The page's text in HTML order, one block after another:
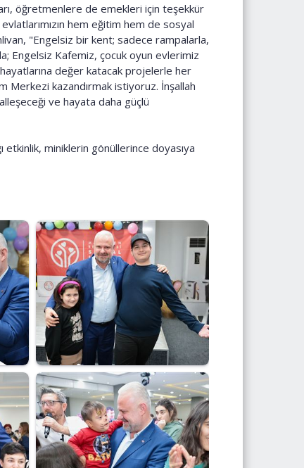
öğretmenlere de emekleri için teşekkür
hem eğitim hem de sosyal
"Engelsiz bir kent; sadece rampalarla,
Engelsiz Kafemiz, çocuk oyun evlerimiz
değer katacak projelerle her
Merkezi kazandırmak istiyoruz. İnşallah
ve hayata daha güçlü
etkinlik, miniklerin gönüllerince doyasıya